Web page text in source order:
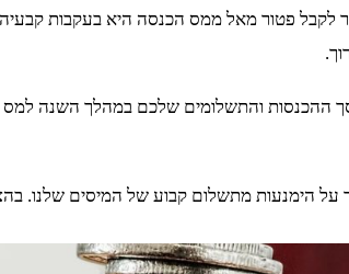
ההכנסות והתשלומים שלכם במהלך השנה
על הימנעות מתשלום קבוע של המיסים שלנו.